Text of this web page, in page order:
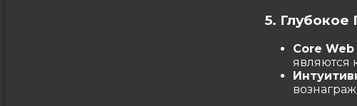
5. Глубокое
Core
являются